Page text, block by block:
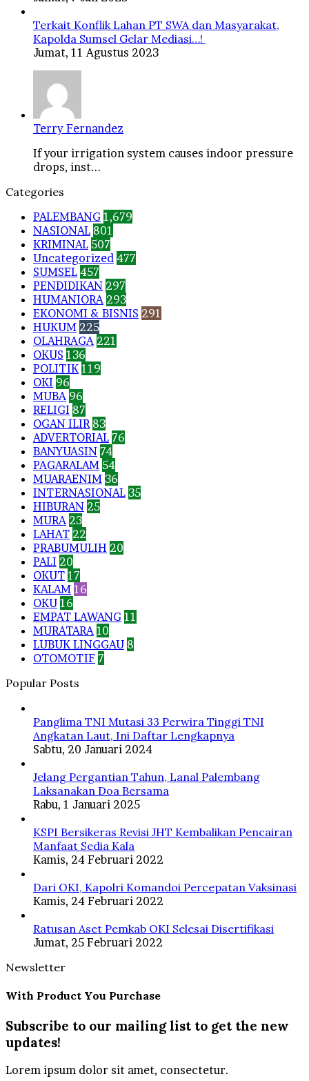
Terkait Konflik Lahan PT SWA dan Masyarakat,
Kapolda Sumsel Gelar Mediasi…!
Jumat, 11 Agustus 2023
Terry Fernandez
If your irrigation system causes indoor pressure
drops, inst...
Categories
PALEMBANG 1,679
NASIONAL 801
KRIMINAL 507
Uncategorized 477
SUMSEL 457
PENDIDIKAN 297
HUMANIORA 293
EKONOMI & BISNIS 291
HUKUM 225
OLAHRAGA 221
OKUS 136
POLITIK 119
OKI 96
MUBA 96
RELIGI 87
OGAN ILIR 83
ADVERTORIAL 76
BANYUASIN 74
PAGARALAM 54
MUARAENIM 36
INTERNASIONAL 35
HIBURAN 25
MURA 23
LAHAT 22
PRABUMULIH 20
PALI 20
OKUT 17
KALAM 16
OKU 16
EMPAT LAWANG 11
MURATARA 10
LUBUK LINGGAU 8
OTOMOTIF 7
Popular Posts
Panglima TNI Mutasi 33 Perwira Tinggi TNI
Angkatan Laut, Ini Daftar Lengkapnya
Sabtu, 20 Januari 2024
Jelang Pergantian Tahun, Lanal Palembang
Laksanakan Doa Bersama
Rabu, 1 Januari 2025
KSPI Bersikeras Revisi JHT Kembalikan Pencairan
Manfaat Sedia Kala
Kamis, 24 Februari 2022
Dari OKI, Kapolri Komandoi Percepatan Vaksinasi
Kamis, 24 Februari 2022
Ratusan Aset Pemkab OKI Selesai Disertifikasi
Jumat, 25 Februari 2022
Newsletter
With Product You Purchase
Subscribe to our mailing list to get the new
updates!
Lorem ipsum dolor sit amet, consectetur.